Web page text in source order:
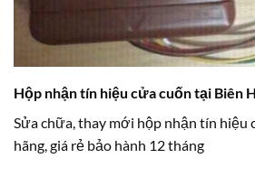
Hộp nhận tín hiệu cửa cuốn tại Biên
Sửa chữa, thay mới hộp nhận tín hiệu
hãng, giá rẻ bảo hành 12 tháng